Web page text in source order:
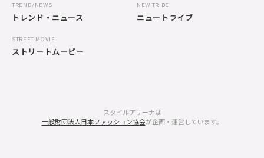
TREND/NEWS
トレンド・ニュース
NEW TRIBE
ニュートライブ
STREET MOVIE
ストリートムービー
スタイルアリーナは
一般財団法人日本ファッション協会が企画・運営しています。